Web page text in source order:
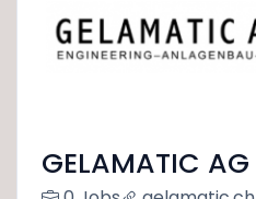
GELAMATIC AG